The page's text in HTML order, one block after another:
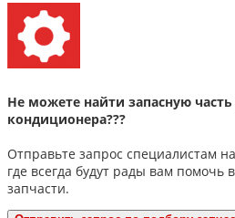
Не можете найти запасную
кондиционера???
Отправьте запрос специалистам
где всегда будут рады вам помочь
запчасти.